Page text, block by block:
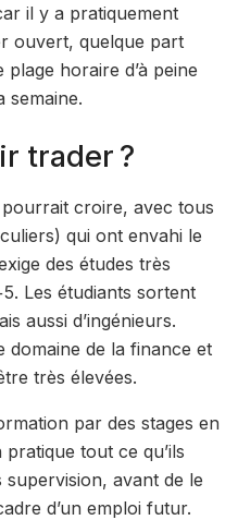
il y a pratiquement
ouvert, quelque part
horaire d’à peine
semaine.
trader ?
croire, avec tous
qui ont envahi le
des études très
Les étudiants sortent
aussi d’ingénieurs.
domaine de la finance et
très élevées.
par des stages en
tout ce qu’ils
supervision, avant de le
d’un emploi futur.